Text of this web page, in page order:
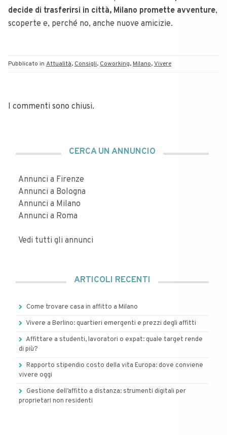
decide di trasferirsi in città, Milano promette avventure,
scoperte e, perché no, anche nuove amicizie.
Pubblicato in Attualità, Consigli, Coworking,Milano,Vivere
I commenti sono chiusi.
CERCA UN ANNUNCIO
Annunci a Firenze
Annunci a Bologna
Annunci a Milano
Annunci a Roma
Vedi tutti gli annunci
ARTICOLI RECENTI
Come trovare casa in affitto a Milano
Vivere a Berlino: quartieri emergenti e prezzi degli affitti
Affittare a studenti, lavoratori o expat: quale target rende
di più?
Rapporto stipendio costo della vita Europa: dove conviene
vivere oggi
Gestione dell’affitto a distanza: strumenti digitali per
proprietari non residenti